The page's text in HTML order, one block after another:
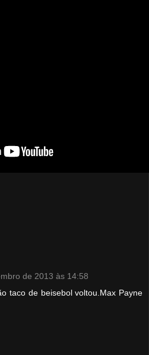
de 2013 às 14:58
taco de beisebol voltou.Max Payne